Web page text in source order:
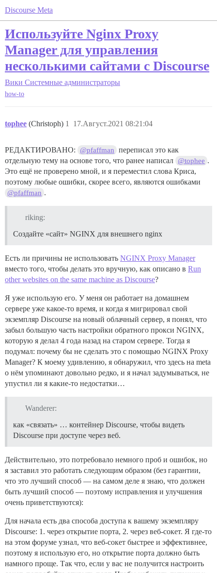
Discourse Meta
Используйте Nginx Proxy
Manager для управления
несколькими сайтами с Discourse
Вики Системные администраторы
how-to
tophee (Christoph) 17.Август.2021 08:21:04
1
РЕДАКТИРОВАНО: @pfaffman
переписал это как
отдельную тему на основе того, что ранее написал @tophee .
Это ещё не проверено мной, и я переместил слова Криса,
поэтому любые ошибки, скорее всего, являются ошибками
@pfaffman .
riking:
Создайте «сайт» NGINX для внешнего nginx
Есть ли причины не использовать NGINX Proxy Manager
вместо того, чтобы делать это вручную, как описано в Run
other websites on the same machine as Discourse?
Я уже использую его. У меня он работает на домашнем
сервере уже какое-то время, и когда я мигрировал свой
экземпляр Discourse на новый облачный сервер, я понял, что
забыл большую часть настройки обратного прокси NGINX,
которую я делал 4 года назад на старом сервере. Тогда я
подумал: почему бы не сделать это с помощью NGINX Proxy
Manager? К моему удивлению, я обнаружил, что здесь на meta
о нём упоминают довольно редко, и я начал задумываться, не
упустил ли я какие-то недостатки…
Wanderer:
как «связать» … контейнер Discourse, чтобы видеть
Discourse при доступе через веб.
Действительно, это потребовало немного проб и ошибок, но
я заставил это работать следующим образом (без гарантии,
что это лучший способ — на самом деле я знаю, что должен
быть лучший способ — поэтому исправления и улучшения
очень приветствуются):
Для начала есть два способа доступа к вашему экземпляру
Discourse: 1. через открытие порта, 2. через веб-сокет. Я где-то
на этом форуме узнал, что веб-сокет быстрее и эффективнее,
поэтому я использую его, но открытие порта должно быть
намного проще. Так что, если у вас не получится настроить